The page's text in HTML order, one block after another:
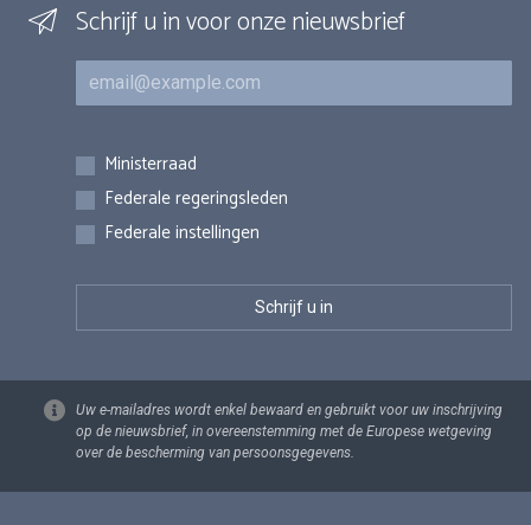
Schrijf u in voor onze nieuwsbrief
E-mail
Inschrijvingen
Ministerraad
Federale regeringsleden
Federale instellingen
Uw e-mailadres wordt enkel bewaard en gebruikt voor uw inschrijving
op de nieuwsbrief, in overeenstemming met de Europese wetgeving
over de bescherming van persoonsgegevens.